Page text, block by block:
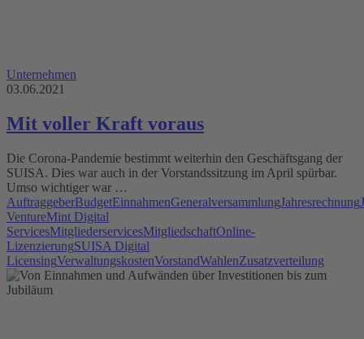
Unternehmen
03.06.2021
Mit voller Kraft voraus
Die Corona-Pandemie bestimmt weiterhin den Geschäftsgang der
SUISA. Dies war auch in der Vorstandssitzung im April spürbar.
Umso wichtiger war …
AuftraggeberBudgetEinnahmenGeneralversammlungJahresrechnung
VentureMint Digital
ServicesMitgliederservicesMitgliedschaftOnline-
LizenzierungSUISA Digital
LicensingVerwaltungskostenVorstandWahlenZusatzverteilung